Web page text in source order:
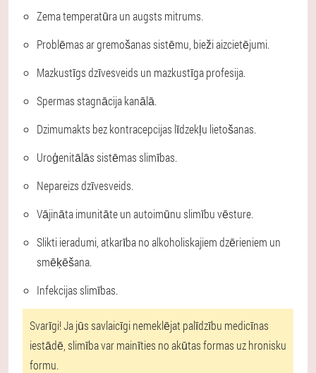
Zema temperatūra un augsts mitrums.
Problēmas ar gremošanas sistēmu, bieži aizcietējumi.
Mazkustīgs dzīvesveids un mazkustīga profesija.
Spermas stagnācija kanālā.
Dzimumakts bez kontracepcijas līdzekļu lietošanas.
Uroģenitālās sistēmas slimības.
Nepareizs dzīvesveids.
Vājināta imunitāte un autoimūnu slimību vēsture.
Slikti ieradumi, atkarība no alkoholiskajiem dzērieniem un
smēķēšana.
Infekcijas slimības.
Svarīgi!Ja jūs savlaicīgi nemeklējat palīdzību medicīnas
iestādē, slimība var mainīties no akūtas formas uz hronisku
formu.